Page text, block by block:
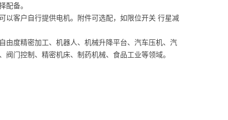
配备。
以客户自行提供电机。附件可选配，如限位开关 行星减
由度精密加工、机器人、机械升降平台、汽车压机、汽
门控制、精密机床、制药机械、食品工业等领域。